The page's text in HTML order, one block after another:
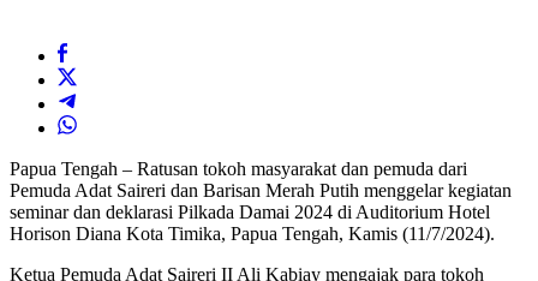
Papua Tengah – Ratusan tokoh masyarakat dan pemuda dari
Pemuda Adat Saireri dan Barisan Merah Putih menggelar kegiatan
seminar dan deklarasi Pilkada Damai 2024 di Auditorium Hotel
Horison Diana Kota Timika, Papua Tengah, Kamis (11/7/2024).
Ketua Pemuda Adat Saireri II Ali Kabiay mengajak para tokoh